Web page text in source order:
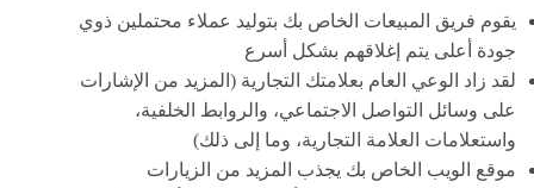
يقوم فريق المبيعات الخاص بك بتوليد عملاء محتملين ذوي
جودة أعلى يتم إغلاقهم بشكل أسرع
لقد زاد الوعي العام بعلامتك التجارية (المزيد من الإشارات
على وسائل التواصل الاجتماعي، والروابط الخلفية،
واستعلامات العلامة التجارية، وما إلى ذلك)
موقع الويب الخاص بك يجذب المزيد من الزيارات